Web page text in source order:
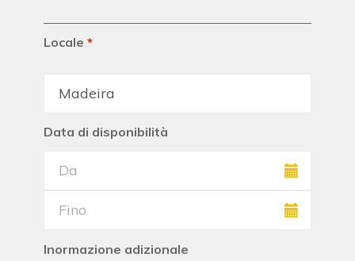
Locale *
Data di disponibilità
Inormazione adizionale